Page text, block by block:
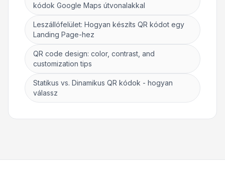
kódok Google Maps útvonalakkal
Leszállófelület: Hogyan készíts QR kódot egy
Landing Page-hez
QR code design: color, contrast, and
customization tips
Statikus vs. Dinamikus QR kódok - hogyan
válassz